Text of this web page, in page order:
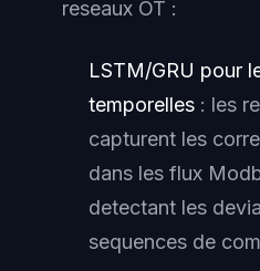
reseaux OT :
LSTM/GRU pour
temporelles : les
capturent les
dans les flux
detectant les
sequences de